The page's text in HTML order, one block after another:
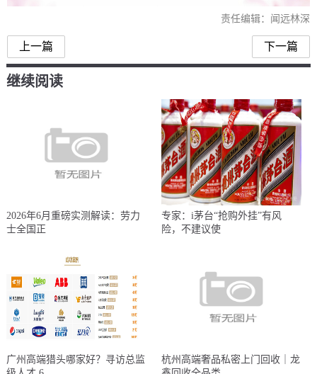
责任编辑：闻远林深
上一篇 下一篇
继续阅读
2026年6月重磅实测解读：劳力
士全国正
专家：i茅台“抢购外挂”有风
险，不建议使
广州高端猎头哪家好？寻访总监
杭州高端奢品私密上门回收｜龙